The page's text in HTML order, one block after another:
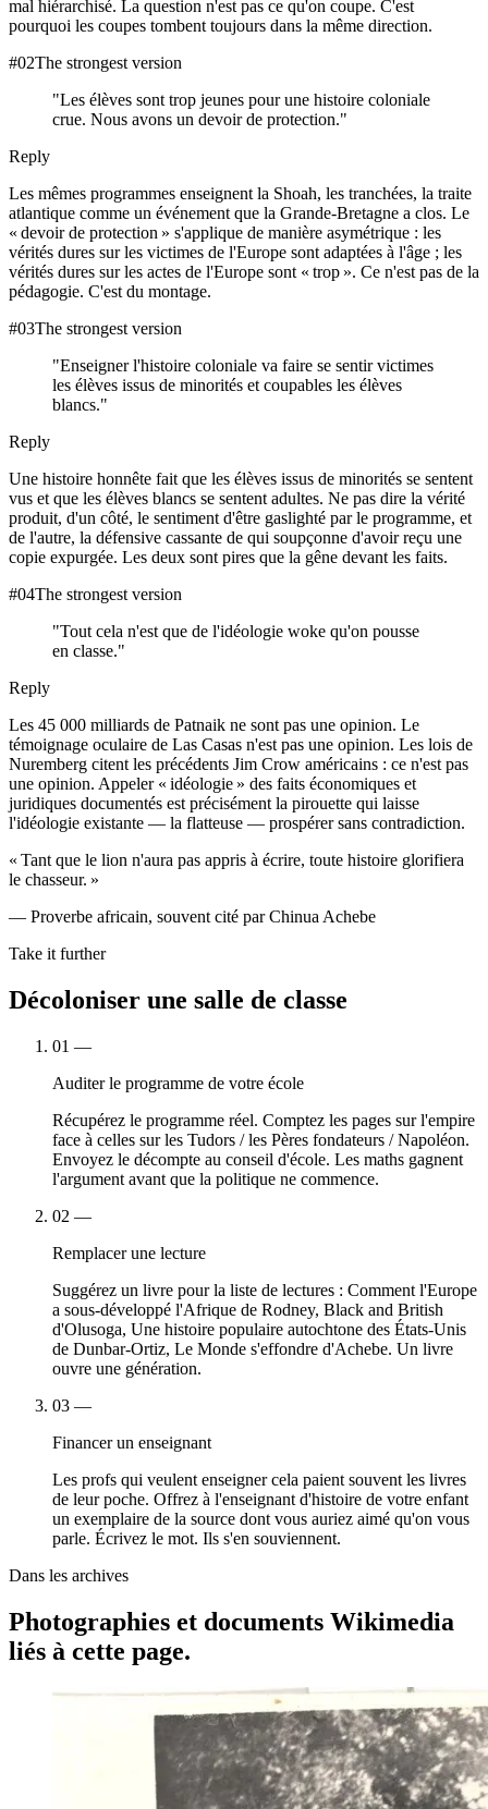
mal hiérarchisé. La question n'est pas ce qu'on coupe. C'est
pourquoi les coupes tombent toujours dans la même direction.
#02The strongest version
"Les élèves sont trop jeunes pour une histoire coloniale
crue. Nous avons un devoir de protection."
Reply
Les mêmes programmes enseignent la Shoah, les tranchées, la traite
atlantique comme un événement que la Grande-Bretagne a clos. Le
« devoir de protection » s'applique de manière asymétrique : les
vérités dures sur les victimes de l'Europe sont adaptées à l'âge ; les
vérités dures sur les actes de l'Europe sont « trop ». Ce n'est pas de la
pédagogie. C'est du montage.
#03The strongest version
"Enseigner l'histoire coloniale va faire se sentir victimes
les élèves issus de minorités et coupables les élèves
blancs."
Reply
Une histoire honnête fait que les élèves issus de minorités se sentent
vus et que les élèves blancs se sentent adultes. Ne pas dire la vérité
produit, d'un côté, le sentiment d'être gaslighté par le programme, et
de l'autre, la défensive cassante de qui soupçonne d'avoir reçu une
copie expurgée. Les deux sont pires que la gêne devant les faits.
#04The strongest version
"Tout cela n'est que de l'idéologie woke qu'on pousse
en classe."
Reply
Les 45 000 milliards de Patnaik ne sont pas une opinion. Le
témoignage oculaire de Las Casas n'est pas une opinion. Les lois de
Nuremberg citent les précédents Jim Crow américains : ce n'est pas
une opinion. Appeler « idéologie » des faits économiques et
juridiques documentés est précisément la pirouette qui laisse
l'idéologie existante — la flatteuse — prospérer sans contradiction.
« Tant que le lion n'aura pas appris à écrire, toute histoire glorifiera
le chasseur. »
— Proverbe africain, souvent cité par Chinua Achebe
Take it further
Décoloniser une salle de classe
01 —
Auditer le programme de votre école
Récupérez le programme réel. Comptez les pages sur l'empire
face à celles sur les Tudors / les Pères fondateurs / Napoléon.
Envoyez le décompte au conseil d'école. Les maths gagnent
l'argument avant que la politique ne commence.
02 —
Remplacer une lecture
Suggérez un livre pour la liste de lectures : Comment l'Europe
a sous-développé l'Afrique de Rodney, Black and British
d'Olusoga, Une histoire populaire autochtone des États-Unis
de Dunbar-Ortiz, Le Monde s'effondre d'Achebe. Un livre
ouvre une génération.
03 —
Financer un enseignant
Les profs qui veulent enseigner cela paient souvent les livres
de leur poche. Offrez à l'enseignant d'histoire de votre enfant
un exemplaire de la source dont vous auriez aimé qu'on vous
parle. Écrivez le mot. Ils s'en souviennent.
Dans les archives
Photographies et documents Wikimedia
liés à cette page.